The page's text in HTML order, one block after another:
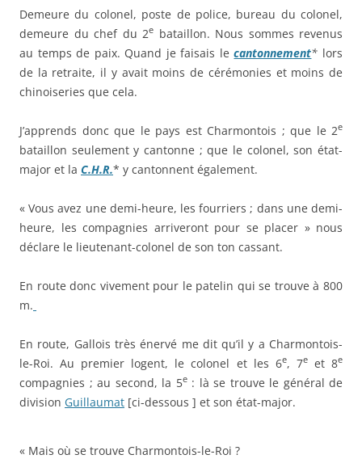
Demeure du colonel, poste de police, bureau du colonel,
demeure du chef du 2e bataillon. Nous sommes revenus
au temps de paix. Quand je faisais lecantonnement* lors
de la retraite, il y avait moins de cérémonies et moins de
chinoiseries que cela.
J’apprends donc que le pays est Charmontois ; que le 2e
bataillon seulement y cantonne ; que le colonel, son état-
major et la C.H.R.* y cantonnent également.
« Vous avez une demi-heure, les fourriers ; dans une demi-
heure, les compagnies arriveront pour se placer » nous
déclare le lieutenant-colonel de son ton cassant.
En route donc vivement pour le patelin qui se trouve à 800
m.
En route, Gallois très énervé me dit qu’il y a Charmontois-
le-Roi. Au premier logent, le colonel et les 6e, 7eet 8e
compagnies ; au second, la 5e: là se trouve le général de
division Guillaumat [ci-dessous ] et son état-major.
« Mais où se trouve Charmontois-le-Roi ?